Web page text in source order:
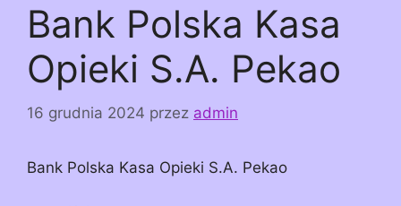
Bank Polska Kasa
Opieki S.A. Pekao
16 grudnia 2024 przez admin
Bank Polska Kasa Opieki S.A. Pekao